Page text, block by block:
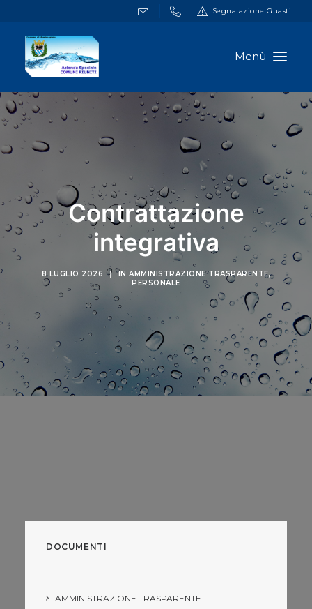
Segnalazione Guasti
HOME
DOCUMENTI
NOTIZIE
A.S.C.R.
CONTATTI
RICERCA
Contrattazione
integrativa
8 LUGLIO 2026 | INAMMINISTRAZIONE TRASPARENTE,
PERSONALE
DOCUMENTI
AMMINISTRAZIONE TRASPARENTE